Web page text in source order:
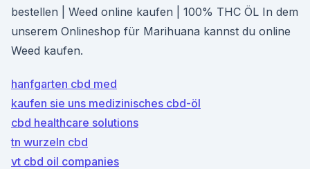
bestellen | Weed online kaufen | 100% THC ÖL In dem
unserem Onlineshop für Marihuana kannst du online
Weed kaufen.
hanfgarten cbd med
kaufen sie uns medizinisches cbd-öl
cbd healthcare solutions
tn wurzeln cbd
vt cbd oil companies